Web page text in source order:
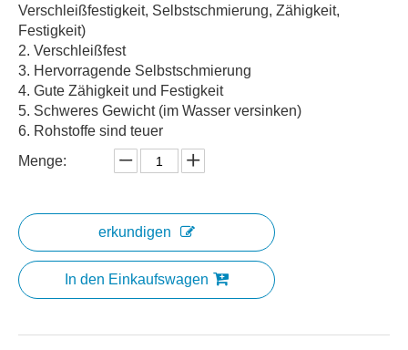
Verschleißfestigkeit, Selbstschmierung, Zähigkeit,
Festigkeit)
2. Verschleißfest
3. Hervorragende Selbstschmierung
4. Gute Zähigkeit und Festigkeit
5. Schweres Gewicht (im Wasser versinken)
6. Rohstoffe sind teuer
Menge:
erkundigen
In den Einkaufswagen